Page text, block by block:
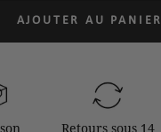
AJOUTER AU PANIER
Retours sous 14